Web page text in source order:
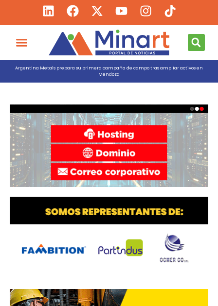
Argentina Metals prepara su primera campaña de campo tras ampliar activos en
Mendoza